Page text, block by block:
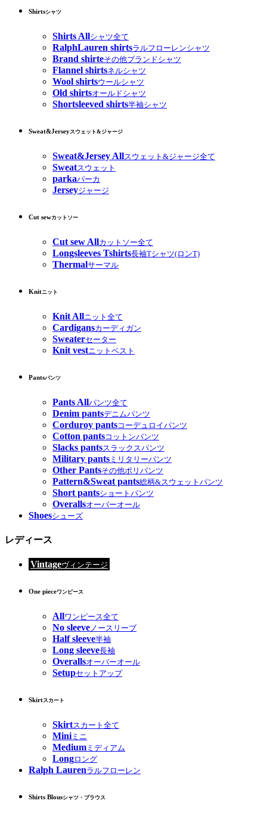
Shirtsシャツ
Shirts Allシャツ全て
RalphLauren shirtsラルフローレンシャツ
Brand shirteその他ブランドシャツ
Flannel shirtsネルシャツ
Wool shirtsウールシャツ
Old shirtsオールドシャツ
Shortsleeved shirts半袖シャツ
Sweat&Jerseyスウェット&ジャージ
Sweat&Jersey Allスウェット&ジャージ全て
Sweatスウェット
parkaパーカ
Jerseyジャージ
Cut sewカットソー
Cut sew Allカットソー全て
Longsleeves Tshirts長袖Tシャツ(ロンT)
Thermalサーマル
Knitニット
Knit Allニット全て
Cardigansカーディガン
Sweaterセーター
Knit vestニットベスト
Pantsパンツ
Pants Allパンツ全て
Denim pantsデニムパンツ
Corduroy pantsコーデュロイパンツ
Cotton pantsコットンパンツ
Slacks pantsスラックスパンツ
Military pants ミリタリーパンツ
Other Pantsその他ポリパンツ
Pattern&Sweat pants総柄&スウェットパンツ
Short pantsショートパンツ
Overallsオーバーオール
Shoesシューズ
レディース
Vintageヴィンテージ
One pieceワンピース
Allワンピース全て
No sleeveノースリーブ
Half sleeve半袖
Long sleeve長袖
Overallsオーバーオール
Setupセットアップ
Skirtスカート
Skirtスカート全て
Miniミニ
Medium ミディアム
Longロング
Ralph Laurenラルフローレン
Shirts Blousシャツ・ブラウス